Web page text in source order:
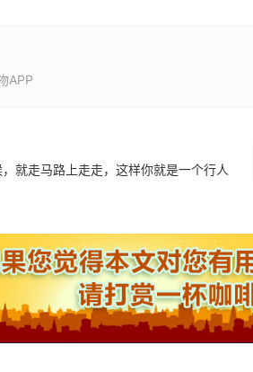
APP
就走马路上走走，这样你就是一个行人